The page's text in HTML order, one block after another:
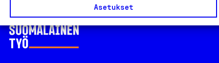
Asetukset